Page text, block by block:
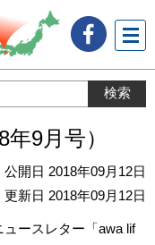
ュー
9月号）
公開日 2018年09月12日
更新日 2018年09月12日
ースレター「awa lif